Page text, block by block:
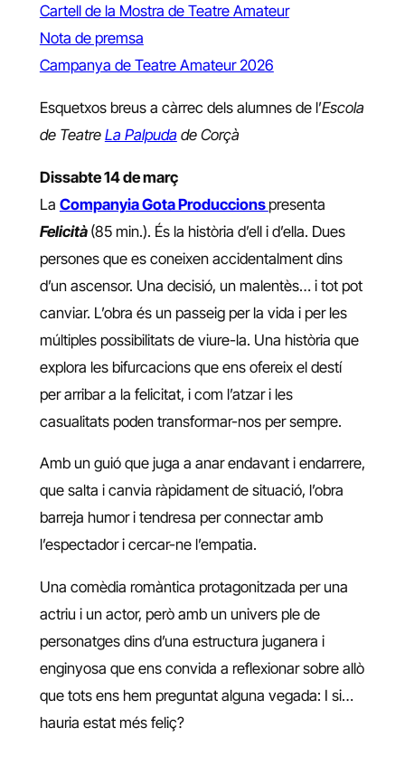
Cartell de la Mostra de Teatre Amateur
Nota de premsa
Campanya de Teatre Amateur 2026
Esquetxos breus a càrrec dels alumnes de l’Escola
de Teatre La Palpuda de Corçà
Dissabte 14 de març
La Companyia Gota Produccions presenta
Felicità (85 min.). És la història d’ell i d’ella. Dues
persones que es coneixen accidentalment dins
d’un ascensor. Una decisió, un malentès… i tot pot
canviar. L’obra és un passeig per la vida i per les
múltiples possibilitats de viure-la. Una història que
explora les bifurcacions que ens ofereix el destí
per arribar a la felicitat, i com l’atzar i les
casualitats poden transformar-nos per sempre.
Amb un guió que juga a anar endavant i endarrere,
que salta i canvia ràpidament de situació, l’obra
barreja humor i tendresa per connectar amb
l’espectador i cercar-ne l’empatia.
Una comèdia romàntica protagonitzada per una
actriu i un actor, però amb un univers ple de
personatges dins d’una estructura juganera i
enginyosa que ens convida a reflexionar sobre allò
que tots ens hem preguntat alguna vegada: I si…
hauria estat més feliç?